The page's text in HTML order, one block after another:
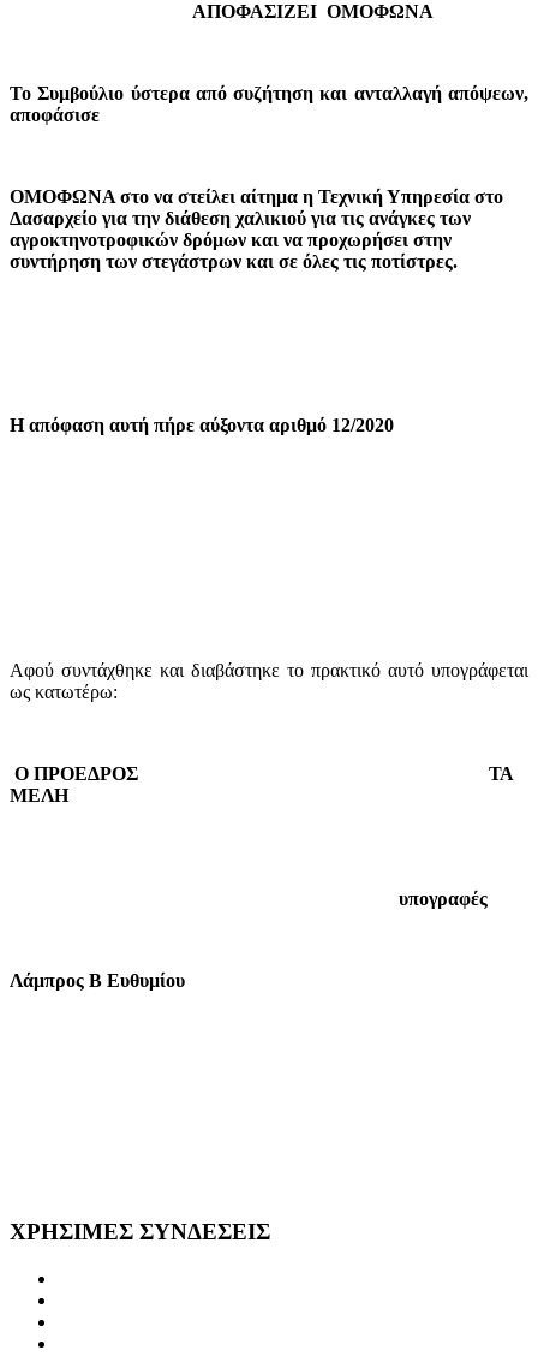
ΑΠΟΦΑΣΙΖΕΙ ΟΜΟΦΩΝΑ
Το Συμβούλιο ύστερα από συζήτηση και ανταλλαγή απόψεων,
αποφάσισε
ΟΜΟΦΩΝΑ στο να στείλει αίτημα η Τεχνική Υπηρεσία στο
Δασαρχείο για την διάθεση χαλικιού για τις ανάγκες των
αγροκτηνοτροφικών δρόμων και να προχωρήσει στην
συντήρηση των στεγάστρων και σε όλες τις ποτίστρες.
Η απόφαση αυτή πήρε αύξοντα αριθμό 12/2020
Αφού συντάχθηκε και διαβάστηκε το πρακτικό αυτό υπογράφεται
ως κατωτέρω:
Ο ΠΡΟΕΔΡΟΣ ΤΑ
ΜΕΛΗ
υπογραφές
Λάμπρος Β Ευθυμίου
ΧΡΗΣΙΜΕΣ ΣΥΝΔΕΣΕΙΣ